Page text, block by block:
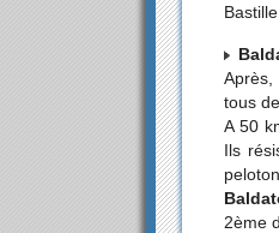
Après,
tous
A 50
Ils
2ème